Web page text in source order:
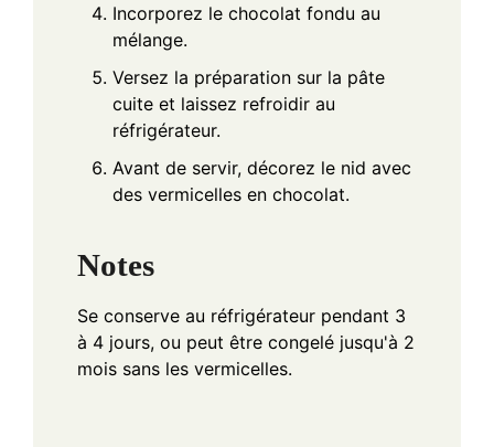
Incorporez le chocolat fondu au
mélange.
Versez la préparation sur la pâte
cuite et laissez refroidir au
réfrigérateur.
Avant de servir, décorez le nid avec
des vermicelles en chocolat.
Notes
Se conserve au réfrigérateur pendant 3
à 4 jours, ou peut être congelé jusqu'à 2
mois sans les vermicelles.